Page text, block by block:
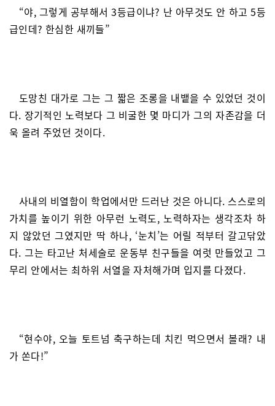
“야, 그렇게 공부해서 3등급이냐? 난 아무것도 안 하고 5등
급인데? 한심한 새끼들”
도망친 대가로 그는 그 짧은 조롱을 내뱉을 수 있었던 것이
다. 장기적인 노력보다 그 비굴한 몇 마디가 그의 자존감을 더
욱 올려 주었던 것이다.
사내의 비열함이 학업에서만 드러난 것은 아니다. 스스로의
가치를 높이기 위한 아무런 노력도, 노력하자는 생각조차 하
지 않았던 그였지만 딱 하나, ‘눈치’는 어릴 적부터 갈고닦았
다. 그는 타고난 처세술로 운동부 친구들을 여럿 만들었고 그
무리 안에서는 최하위 서열을 자처해가며 입지를 다졌다.
“현수야, 오늘 토트넘 축구하는데 치킨 먹으면서 볼래? 내
가 쏜다!”